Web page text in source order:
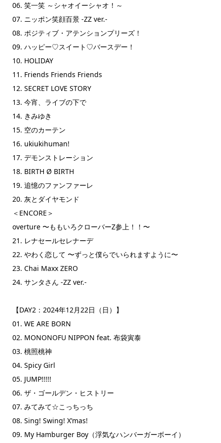
06. 笑一笑 ～シャオイーシャオ！～
07. ニッポン笑顔百景 -ZZ ver.-
08. ポジティブ・アテンションプリーズ！
09. ハッピー♡スイート♡バースデー！
10. HOLIDAY
11. Friends Friends Friends
12. SECRET LOVE STORY
13. 今宵、ライブの下で
14. きみゆき
15. 空のカーテン
16. ukiukihuman!
17. デモンストレーション
18. BIRTH Ø BIRTH
19. 追憶のファンファーレ
20. 灰とダイヤモンド
＜ENCORE＞
overture 〜ももいろクローバーZ参上！！〜
21. レナセールセレナーデ
22. やわく恋して 〜ずっと僕らでいられますように〜
23. Chai Maxx ZERO
24. サンタさん -ZZ ver.-
【DAY2：2024年12月22日（日）】
01. WE ARE BORN
02. MONONOFU NIPPON feat. 布袋寅泰
03. 桃照桃神
04. Spicy Girl
05. JUMP!!!!!
06. ザ・ゴールデン・ヒストリー
07. みてみて☆こっちっち
08. Sing! Swing! X’mas!
09. My Hamburger Boy（浮気なハンバーガーボーイ）